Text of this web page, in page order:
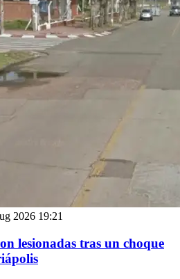
2026 19:21
lesionadas tras un choque